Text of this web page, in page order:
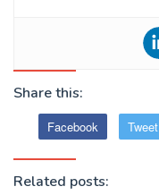
Share this:
Facebook Tweet
Related posts: